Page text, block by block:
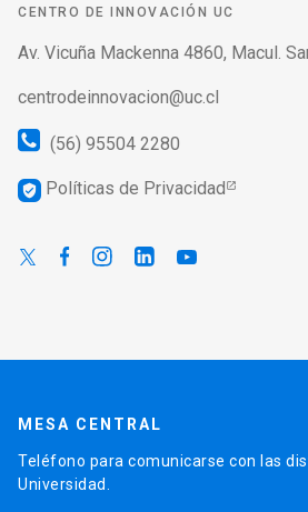
CENTRO DE INNOVACIÓN UC
Av. Vicuña Mackenna 4860, Macul.
centrodeinnovacion@uc.cl
(56) 95504 2280
verified_user Políticas de Privacidad
MESA CENTRAL
Teléfono para comunicarse con las
Universidad.